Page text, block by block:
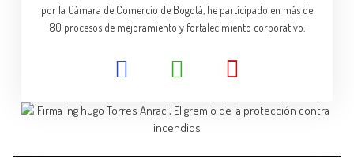
por la Cámara de Comercio de Bogotá, he participado en más de
80 procesos de mejoramiento y fortalecimiento corporativo.